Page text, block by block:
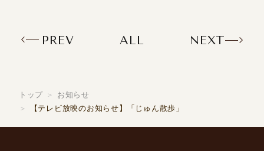
PREV ALL NEXT
トップ
お知らせ
【テレビ放映のお知らせ】「じゅん散歩」